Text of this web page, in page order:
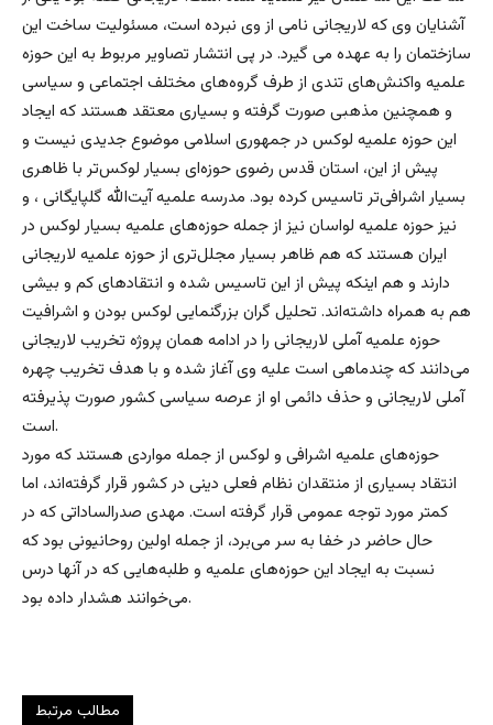
آشنایان وی که لاریجانی نامی از وی نبرده است، مسئولیت ساخت این
سازختمان را به عهده می گیرد. در پی انتشار تصاویر مربوط به این حوزه
علمیه واکنش‌های تندی از طرف گروه‌های مختلف اجتماعی و سیاسی
و همچنین مذهبی صورت گرفته و بسیاری معتقد هستند که ایجاد
این حوزه علمیه لوکس در جمهوری اسلامی موضوع جدیدی نیست و
پیش از این، استان قدس رضوی حوزه‌ای بسیار لوکس‌تر با ظاهری
بسیار اشرافی‌تر تاسیس کرده بود. مدرسه علمیه آیت‌الله گلپایگانی ، ‌و
نیز حوزه علمیه لواسان نیز از جمله حوزه‌های علمیه بسیار لوکس در
ایران هستند که هم ظاهر بسیار مجلل‌تری از حوزه علمیه لاریجانی
دارند و هم اینکه پیش از این تاسیس شده و انتقادهای کم و بیشی
هم به همراه داشته‌‌اند. تحلیل گران بزرگنمایی لوکس بودن و اشرافیت
حوزه علمیه آملی لاریجانی را در ادامه همان پروژه تخریب لاریجانی
می‌دانند که چندماهی است علیه وی آغاز شده و با هدف تخریب چهره
آملی لاریجانی و حذف دائمی او از عرصه سیاسی کشور صورت پذیرفته
است.
حوزه‌های علمیه اشرافی و لوکس از جمله مواردی هستند که مورد
انتقاد بسیاری از منتقدان نظام فعلی دینی در کشور قرار گرفته‌اند، اما
کمتر مورد توجه عمومی قرار گرفته است. مهدی صدرالساداتی که در
حال حاضر در خفا به سر می‌برد، از جمله اولین روحانیونی بود که
نسبت به ایجاد این حوزه‌های علمیه و طلبه‌هایی که در آنها درس
می‌خوانند هشدار داده بود.
مطالب مرتبط